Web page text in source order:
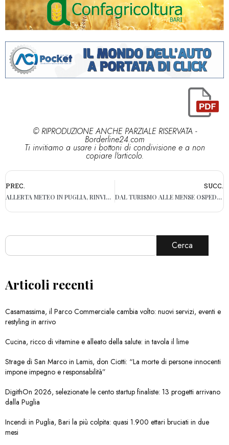
© RIPRODUZIONE ANCHE PARZIALE RISERVATA -
Borderline24.com
Ti invitiamo a usare i bottoni di condivisione e a non
copiare l'articolo.
PREC.
ALLERTA METEO IN PUGLIA, RINVIATA LA FESTA DEL PRIMO MAGGIO A BARI
SUCC.
DAL TURISMO ALLE MENSE OSPEDALIERE: LE VERTENZE IN PUGLIA
Cerca
Articoli recenti
Casamassima, il Parco Commerciale cambia volto: nuovi servizi, eventi e
restyling in arrivo
Cucina, ricco di vitamine e alleato della salute: in tavola il lime
Strage di San Marco in Lamis, don Ciotti: “La morte di persone innocenti
impone impegno e responsabilità”
DigithOn 2026, selezionate le cento startup finaliste: 13 progetti arrivano
dalla Puglia
Incendi in Puglia, Bari la più colpita: quasi 1.900 ettari bruciati in due
mesi